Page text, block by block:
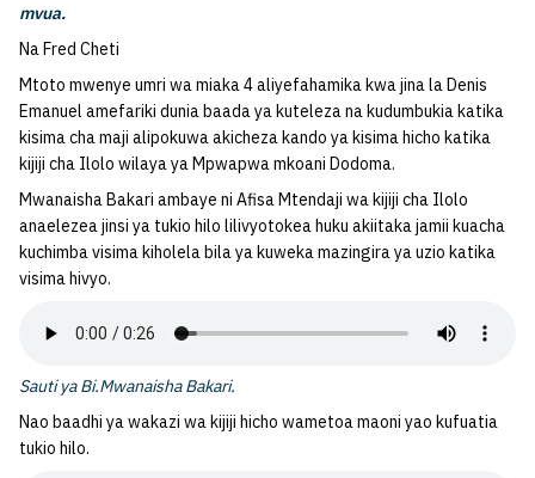
mvua.
Na Fred Cheti
Mtoto mwenye umri wa miaka 4 aliyefahamika kwa jina la Denis
Emanuel amefariki dunia baada ya kuteleza na kudumbukia katika
kisima cha maji alipokuwa akicheza kando ya kisima hicho katika
kijiji cha Ilolo wilaya ya Mpwapwa mkoani Dodoma.
Mwanaisha Bakari ambaye ni Afisa Mtendaji wa kijiji cha Ilolo
anaelezea jinsi ya tukio hilo lilivyotokea huku akiitaka jamii kuacha
kuchimba visima kiholela bila ya kuweka mazingira ya uzio katika
visima hivyo.
Sauti ya Bi.Mwanaisha Bakari.
Nao baadhi ya wakazi wa kijiji hicho wametoa maoni yao kufuatia
tukio hilo.